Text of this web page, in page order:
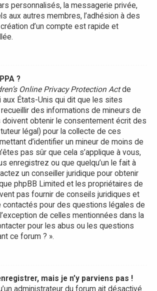
personnalisés, la messagerie privée,
aux autres membres, l’adhésion à des
d’un compte est rapide et
?
Online Privacy Protection Actde
aux États-Unis qui dit que les sites
des informations de mineurs de
doivent obtenir le consentement écrit des
légal) pour la collecte de ces
d’identifier un mineur de moins de
pas sûr que cela s’applique à vous,
enregistrez ou que quelqu’un le fait à
un conseiller juridique pour obtenir
phpBB Limited et les propriétaires de
pas fournir de conseils juridiques et
contactés pour des questions légales de
de celles mentionnées dans la
pour les abus ou les questions
ce forum ? ».
mais je n’y parviens pas !
administrateur du forum ait désactivé